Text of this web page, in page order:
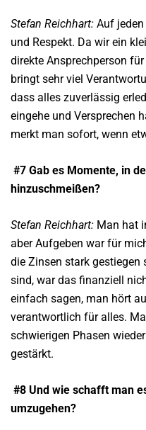
Stefan Reichhart: Auf
und Respekt. Da wir ein
direkte Ansprechperson
bringt sehr viel
dass alles zuverlässig
eingehe und Versprechen
merkt man sofort, wenn
#7 Gab es Momente, in
hinzuschmeißen?
Stefan Reichhart: Man hat
aber Aufgeben war für
die Zinsen stark gestiegen
sind, war das finanziell
einfach sagen, man hört
verantwortlich für alles.
schwierigen Phasen
gestärkt.
#8 Und wie schafft man
umzugehen?